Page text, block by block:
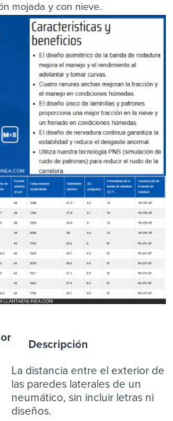
mojada y con nieve.
Descripción
La distancia entre el exterior de
las paredes laterales de un
neumático, sin incluir letras ni
diseños.